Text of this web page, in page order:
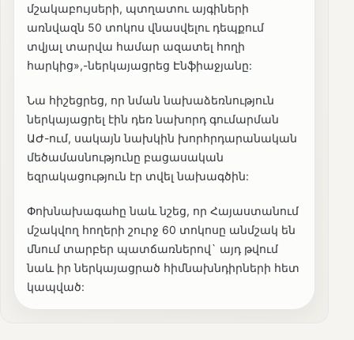
մշակաբույսերի, պտղատու այգիների
առնվազն 50 տոկոս վնասվելու դեպքում
տվյալ տարվա համար ազատել հողի
հարկից»,-ներկայացրեց Էնֆիաջյանը:
Նա հիշեցրեց, որ նման նախաձեռնություն
ներկայացրել էին դեռ նախորդ գումարման
ԱԺ-ում, սակայն նախկին խորհրդարանական
մեծամասնությունը բացասական
եզրակացություն էր տվել նախագծին:
Փոխնախագահը նաև նշեց, որ Հայաստանում
մշակվող հողերի շուրջ 60 տոկոսը անմշակ են
մնում տարբեր պատճառներով` այդ թվում
նաև իր ներկայացրած հիմնախնդիրների հետ
կապված: